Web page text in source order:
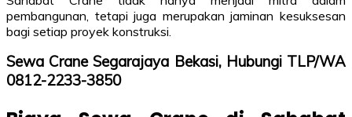
pembangunan, tetapi juga merupakan jaminan kesuksesan
bagi setiap proyek konstruksi.
Sewa Crane Segarajaya Bekasi, Hubungi TLP/WA
0812-2233-3850